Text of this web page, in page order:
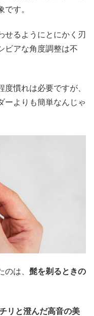
です。
せるようにとにかく刃
ビアな角度調整は不
慣れは必要ですが、
ーよりも簡単なんじゃ
は、 髭を剃るときの
リと澄んだ高音の美